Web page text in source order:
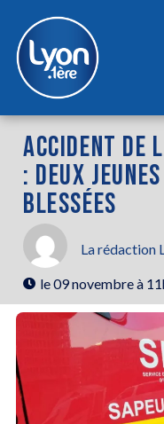
ACCIDENT DE
: DEUX
BLESSÉES
La rédaction
le09 novembre à